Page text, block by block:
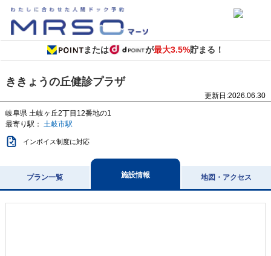
または が最大3.5%貯まる！
ききょうの丘健診プラザ
更新日:2026.06.30
岐阜県 土岐ヶ丘2丁目12番地の1
最寄り駅： 土岐市駅
インボイス制度に対応
プラン一覧 施設情報 地図・アクセス